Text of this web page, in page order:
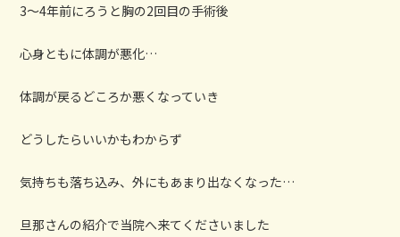
3〜4年前にろうと胸の2回目の手術後
心身ともに体調が悪化…
体調が戻るどころか悪くなっていき
どうしたらいいかもわからず
気持ちも落ち込み、外にもあまり出なくなった…
旦那さんの紹介で当院へ来てくださいました